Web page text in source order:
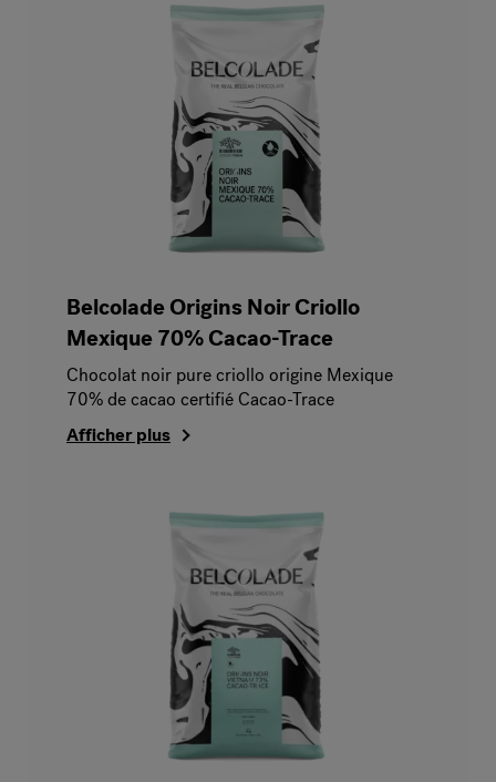
Belcolade Origins Noir Criollo
Mexique 70% Cacao-Trace
Chocolat noir pure criollo origine Mexique
70% de cacao certifié Cacao-Trace
Afficher plus